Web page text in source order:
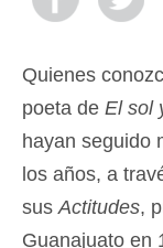
Quienes
poeta de El sol
hayan seguido
los años, a
susActitudes,
Guanajuato en